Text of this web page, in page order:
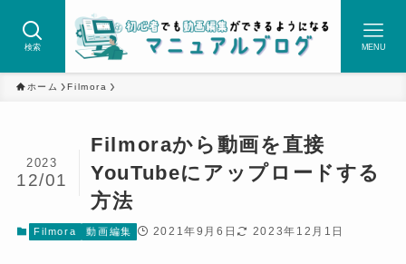
検索 MENU
ホーム Filmora
Filmoraから動画を直接
YouTubeにアップロードする
方法
2023
12/01
Filmora 動画編集 2021年9月6日 2023年12月1日